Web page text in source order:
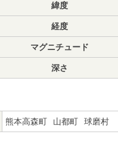
緯度
経度
マグニチュード
深さ
熊本高森町 山都町 球磨村